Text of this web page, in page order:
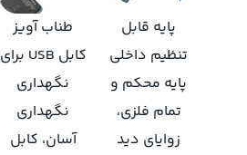
پایه قابل
تنظیم داخلی
پایه محکم و
تمام فلزی،
زوایای دید
طناب آویز
کابل USB برای
نگهداری
نگهداری
آسان، کابل